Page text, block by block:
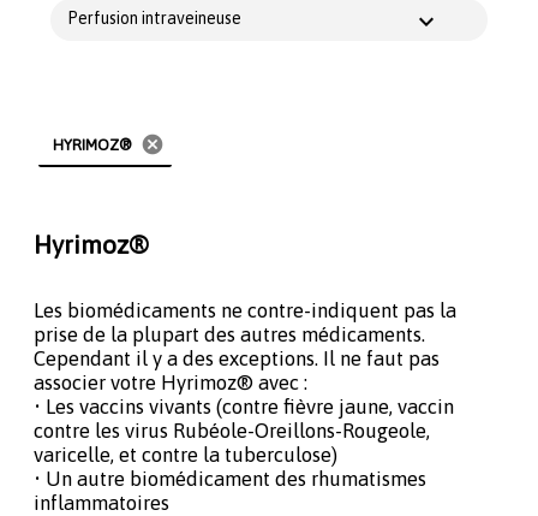
Perfusion intraveineuse
HYRIMOZ® cancel
Hyrimoz®
Les biomédicaments ne contre-indiquent pas la
prise de la plupart des autres médicaments.
Cependant il y a des exceptions. Il ne faut pas
associer votre Hyrimoz® avec :
• Les vaccins vivants (contre fièvre jaune, vaccin
contre les virus Rubéole-Oreillons-Rougeole,
varicelle, et contre la tuberculose)
• Un autre biomédicament des rhumatismes
inflammatoires